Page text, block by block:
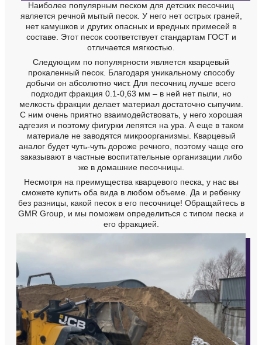
Наиболее популярным песком для детских песочниц
является речной мытый песок. У него нет острых граней,
нет камушков и других опасных и вредных примесей в
составе. Этот песок соответствует стандартам ГОСТ и
отличается мягкостью.
Следующим по популярности является кварцевый
прокаленный песок. Благодаря уникальному способу
добычи он абсолютно чист. Для песочниц лучше всего
подходит фракция 0.1-0,63 мм – в ней нет пыли, но
мелкость фракции делает материал достаточно сыпучим.
С ним очень приятно взаимодействовать, у него хорошая
адгезия и поэтому фигурки лепятся на ура. А еще в таком
материале не заводятся микроорганизмы. Кварцевый
аналог будет чуть-чуть дороже речного, поэтому чаще его
заказывают в частные воспитательные организации либо
же в домашние песочницы.
Несмотря на преимущества кварцевого песка, у нас вы
сможете купить оба вида в любом объеме. Да и ребенку
без разницы, какой песок в его песочнице! Обращайтесь в
GMR Group, и мы поможем определиться с типом песка и
его фракцией.